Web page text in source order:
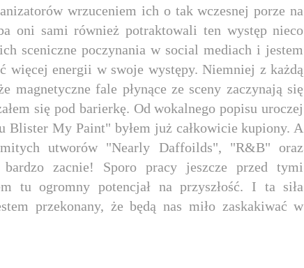
wrzuceniem ich o tak wczesnej porze na
oni sami również potraktowali ten występ nieco
sceniczne poczynania w social mediach i jestem
więcej energii w swoje występy. Niemniej z każdą
magnetyczne fale płynące ze sceny zaczynają się
się pod barierkę. Od wokalnego popisu uroczej
Blister My Paint" byłem już całkowicie kupiony. A
utworów "Nearly Daffoilds", "R&B" oraz
zacnie! Sporo pracy jeszcze przed tymi
tu ogromny potencjał na przyszłość. I ta siła
przekonany, że będą nas miło zaskakiwać w